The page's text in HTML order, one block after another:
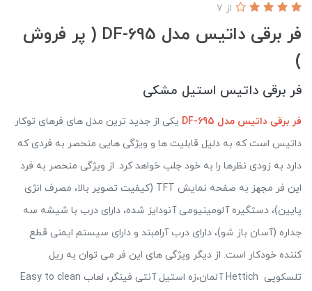
فر برقی داتیس مدل DF-695 ( پر فروش
)
از 7
فر برقی داتیس استیل مشکی
فر برقی داتیس مدل DF-695
یکی از جدید ترین مدل های فرهای توکار
داتیس است که به دلیل قابلیت ها و ویژگی هایی منحصر به فردی که
دارد به زودی نظرها را به خود جلب خواهد کرد. از ویژگی منحصر به فرد
این فر مجهز به صفحه نمایش TFT (کیفیت تصویر بالا، مصرف انژی
پایین)، دستگیره آلومینیومی آنودایز شده، دارای درب با شیشه سه
جداره (آسان باز شو)، دارای درب آرامبند و دارای سیستم ایمنی قطع
کننده خودکار است. از دیگر ویژگی های این فر می توان به ریل
تلسکوپی Hettich آلمان،زه استیل آنتی فینگر، لعاب Easy to clean